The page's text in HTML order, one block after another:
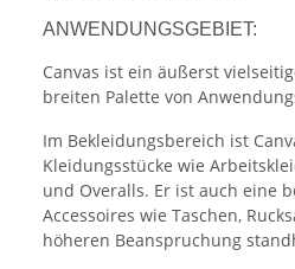
ANWENDUNGSGEBIET:
Canvas ist ein äußerst
breiten Palette von
Im Bekleidungsbereich ist
Kleidungsstücke wie
und Overalls. Er ist auch eine
Accessoires wie Taschen,
höheren Beanspruchung